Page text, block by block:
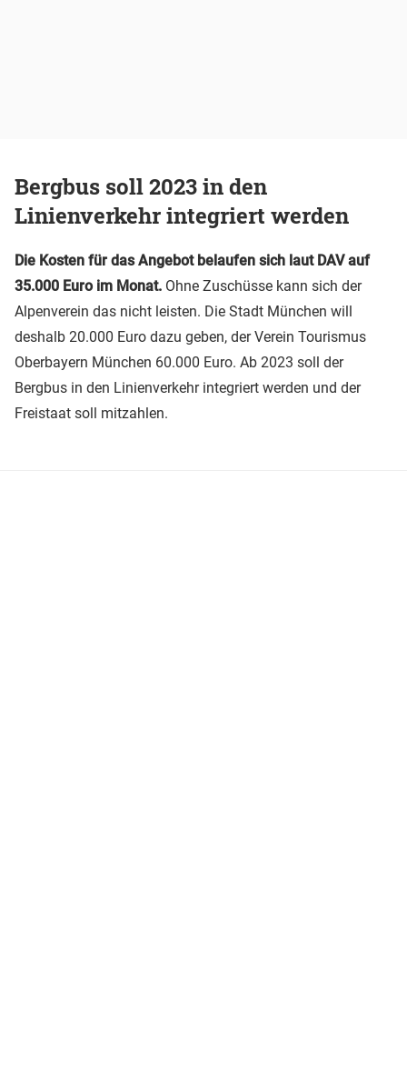
Bergbus soll 2023 in den
Linienverkehr integriert werden
Die Kosten für das Angebot belaufen sich laut DAV auf
35.000 Euro im Monat. Ohne Zuschüsse kann sich der
Alpenverein das nicht leisten. Die Stadt München will
deshalb 20.000 Euro dazu geben, der Verein Tourismus
Oberbayern München 60.000 Euro. Ab 2023 soll der
Bergbus in den Linienverkehr integriert werden und der
Freistaat soll mitzahlen.